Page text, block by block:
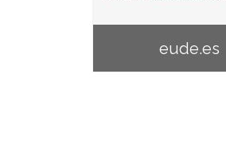
eude.es